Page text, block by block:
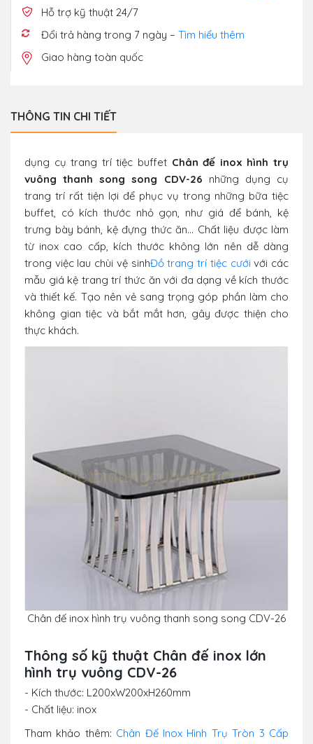
Hỗ trợ kỹ thuật 24/7
Đổi trả hàng trong 7 ngày – Tìm hiểu thêm
Giao hàng toàn quốc
THÔNG TIN CHI TIẾT
dụng cụ trang trí tiệc buffet Chân đế inox hình trụ
vuông thanh song song CDV-26 những dụng cụ
trang trí rất tiện lợi để phục vụ trong những bữa tiệc
buffet, có kích thước nhỏ gọn, như giá để bánh, kệ
trưng bày bánh, kệ đựng thức ăn… Chất liệu được làm
từ inox cao cấp, kích thước không lớn nên dễ dàng
trong việc lau chùi vệ sinhĐồ trang trí tiệc cướivới các
mẫu giá kệ trang trí thức ăn với đa dạng về kích thước
và thiết kế. Tạo nên vẻ sang trọng góp phần làm cho
không gian tiệc và bắt mắt hơn, gây được thiện cho
thực khách.
Chân đế inox hình trụ vuông thanh song song CDV-26
Thông số kỹ thuật Chân đế inox lớn
hình trụ vuông CDV-26
- Kích thước: L200xW200xH260mm
- Chất liệu: inox
Tham khảo thêm: Chân Đế Inox Hình Trụ Tròn 3 Cấp